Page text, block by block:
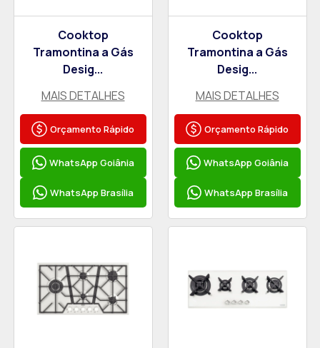
Cooktop
Tramontina a Gás
Desig...
MAIS DETALHES
Orçamento Rápido
WhatsApp Goiânia
WhatsApp Brasília
Cooktop
Tramontina a Gás
Desig...
MAIS DETALHES
Orçamento Rápido
WhatsApp Goiânia
WhatsApp Brasília